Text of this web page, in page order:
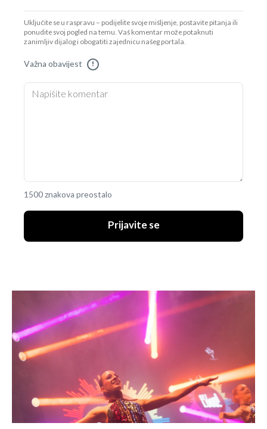
Uključite se u raspravu – podijelite svoje mišljenje, postavite pitanja ili
ponudite svoj pogled na temu. Vaš komentar može potaknuti
zanimljiv dijalog i obogatiti zajednicu našeg portala.
Važna obavijest !
1500 znakova preostalo
Prijavite se